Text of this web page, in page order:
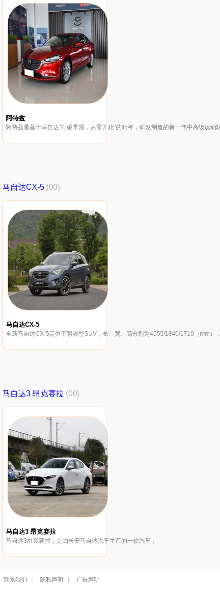
阿特兹
阿特兹是基于马自达"打破常规，从零开始"的精神，研发制造的新一代中高级运动
马自达CX-5 (00)
马自达CX-5
全新马自达CX-5定位于紧凑型SUV，长、宽、高分别为4555/1840/1710（mm）
马自达3 昂克赛拉 (00)
马自达3 昂克赛拉
马自达3昂克赛拉，是由长安马自达汽车生产的一款汽车，
联系我们 隐私声明 广告声明